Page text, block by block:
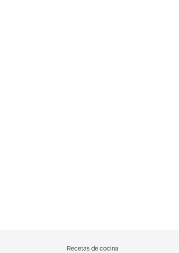
Recetas de cocina